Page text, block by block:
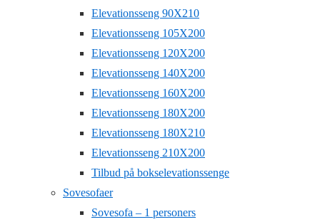
Elevationsseng 90X210
Elevationsseng 105X200
Elevationsseng 120X200
Elevationsseng 140X200
Elevationsseng 160X200
Elevationsseng 180X200
Elevationsseng 180X210
Elevationsseng 210X200
Tilbud på bokselevationssenge
Sovesofaer
Sovesofa – 1 personers